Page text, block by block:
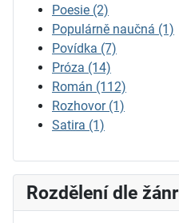
Poesie (2)
Populárně naučná (1)
Povídka (7)
Próza (14)
Román (112)
Rozhovor (1)
Satira (1)
Rozdělení dle